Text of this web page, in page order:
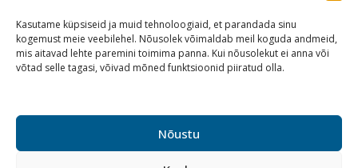
Kasutame küpsiseid ja muid tehnoloogiaid, et parandada sinu
kogemust meie veebilehel. Nõusolek võimaldab meil koguda andmeid,
mis aitavad lehte paremini toimima panna. Kui nõusolekut ei anna või
võtad selle tagasi, võivad mõned funktsioonid piiratud olla.
Nõustu